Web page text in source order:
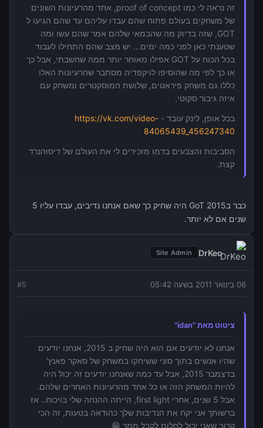
זה נראה לי כמו proof of concept, אחד מהרעיונות השונים
של משחקים בעולם פתוח שהם עבדו עליהם עד שהם הגיעו ל
GOT, שזה בדיוק מה שהבמאי שלהם אמר שהם עשו ומה
שטענתי כאן לפני כמה ימים... יש מצב שהם התחילו לעבוד
בכל הכוח על GOT אפילו מאוחר יותר ממה שחשבתי, אבל כך
או כך לפי מה שהוסיפו לויקפדיה מסתבר שהרעיונות האלו
כללו גם משחק פיראטים, שלושת המוסקטרים ומשחק עם
איזה גיבור סקוטי.
בכל אופן, לינק עובד - https://vk.com/video-
84065439_456247340
הסביבות והצבעים בדמו מזכירים לי את העולם של דיסוהנרד
קצת.
כבר ב2015 GoT היה שחיק כך שאם אנחנו נדיבים, עבדו עליו 5
שנים אם לא יותר.
DrKeo
Site Admin
06 בינואר 2011 בשעה 05:42 #5
ציטוט מאת "idan"
אנחנו לא יודעים אם הוא היה שחיק ב 2015, אנחנו יודעים
שהיו אנשים בתוך סוני ששיחקו במשחק של סאקר פאנץ'
בדצמבר 2015, אבל עד כמה שאנחנו יודעים זה יכול היה
להיות המשחק הזה או כל אחד מהרעיונות האחרים שלהם.
אבל 5 שנים, אחרי first light, הייתה ההנחה שלי בויכוח.. אז
ברשותך אני יקח את הנדיבות שלך כהודאה בטעות, זה הכי
קרוב שאני יכול לחלום לקבל ממך 😁